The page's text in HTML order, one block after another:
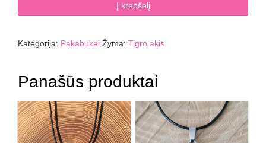
akies
Ag.
0.1
Į krepšelį
Kategorija: Pakabukai Žyma: Tigro akis
Panašūs produktai